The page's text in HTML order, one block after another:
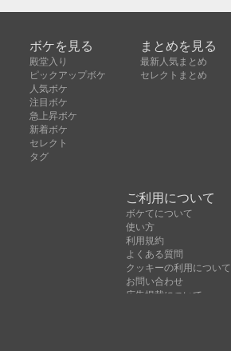
ボケを見る
殿堂入り
ピックアップボケ
人気ボケ
注目ボケ
急上昇ボケ
新着ボケ
セレクト
タグ
まとめを見る
最新人気まとめ
セレクトまとめ
ご利用について
ボケてについて
使い方
利用規約
よくある質問
クッキーの利用について
お問い合わせ
広告掲載について